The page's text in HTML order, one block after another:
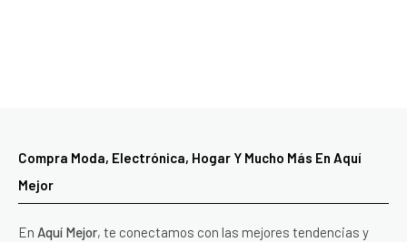
Compra Moda, Electrónica, Hogar Y Mucho Más En Aquí
Mejor
En Aquí Mejor, te conectamos con las mejores tendencias y